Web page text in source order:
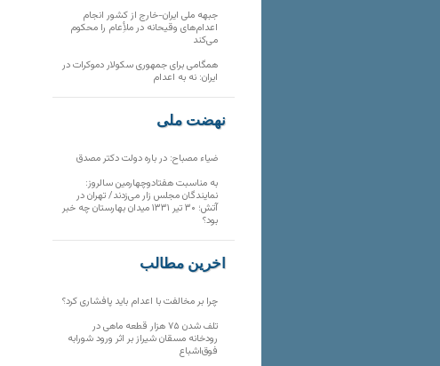
جبهه ملی ایران-خارج از کشور انجام
اعدام‌های وقیحانه در ملأِعام را محکوم
می‌کند
همگامی برای جمهوری سکولار دموکرات در
ایران: نه به اعدام
نهضت ملی
ضیاء مصباح: در باره دولت دکتر مصدق
به مناسبت هفتادوچهارمین سالروز:
نمایندگان مجلس زار می‌زدند/ تهران در
آتش؛ ۳۰ تیر ۱۳۳۱ میدان بهارستان چه خبر
بود؟
آخرین مطالب
چرا بر مخالفت با اعدام باید پافشاری کرد؟
تلف شدن ۷۵ هزار قطعه ماهی در
رودخانه مسقان شیراز بر اثر ورود شورابه
فوق‌اشباع